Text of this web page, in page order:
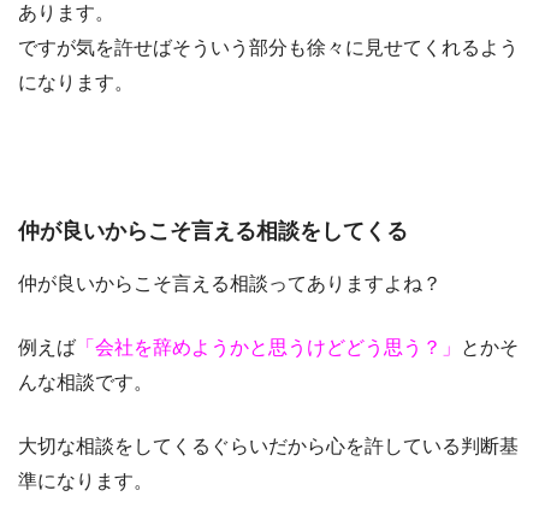
あります。
ですが気を許せばそういう部分も徐々に見せてくれるよう
になります。
仲が良いからこそ言える相談をしてくる
仲が良いからこそ言える相談ってありますよね？
例えば 「会社を辞めようかと思うけどどう思う？」
とかそ
んな相談です。
大切な相談をしてくるぐらいだから心を許している判断基
準になります。